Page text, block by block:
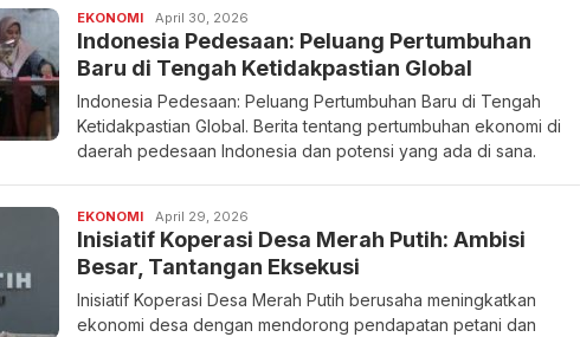
EKONOMI April 30, 2026
Indonesia Pedesaan: Peluang Pertumbuhan
Baru di Tengah Ketidakpastian Global
Indonesia Pedesaan: Peluang Pertumbuhan Baru di Tengah
Ketidakpastian Global. Berita tentang pertumbuhan ekonomi di
daerah pedesaan Indonesia dan potensi yang ada di sana.
EKONOMI April 29, 2026
Inisiatif Koperasi Desa Merah Putih: Ambisi
Besar, Tantangan Eksekusi
Inisiatif Koperasi Desa Merah Putih berusaha meningkatkan
ekonomi desa dengan mendorong pendapatan petani dan